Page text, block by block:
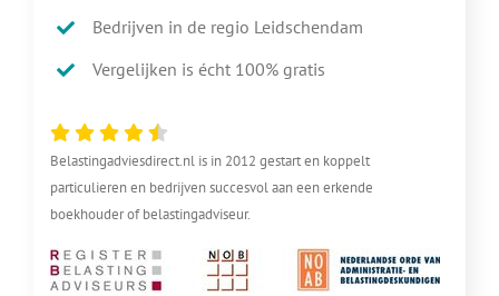
Bedrijven in de regio Leidschendam
Vergelijken is écht 100% gratis
Belastingadviesdirect.nl is in 2012 gestart en koppelt
particulieren en bedrijven succesvol aan een erkende
boekhouder of belastingadviseur.